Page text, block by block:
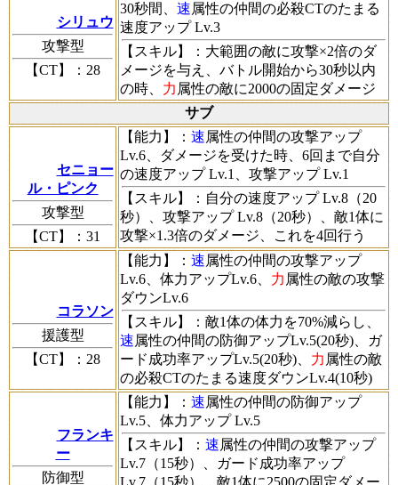
シリュウ
攻撃型
【CT】
：28
30秒間、 速属性の仲間の必殺CTのたまる
速度アップ Lv.3
【スキル】
：大範囲の敵に攻撃×2倍のダ
メージを与え、バトル開始から30秒以内
の時、 力 属性の敵に2000の固定ダメージ
サブ
セニョー
ル・ピンク
攻撃型
【CT】
：31
【能力】 ： 速属性の仲間の攻撃アップ
Lv.6、ダメージを受けた時、6回まで自分
の速度アップ Lv.1、攻撃アップ Lv.1
【スキル】
：自分の速度アップ Lv.8（20
秒）、攻撃アップ Lv.8（20秒）、敵1体に
攻撃×1.3倍のダメージ、これを4回行う
コラソン
援護型
【CT】
：28
【能力】 ： 速属性の仲間の攻撃アップ
Lv.6、体力アップLv.6、 力 属性の敵の攻撃
ダウンLv.6
【スキル】
：敵1体の体力を70%減らし、
速属性の仲間の防御アップLv.5(20秒)、ガ
ード成功率アップLv.5(20秒)、 力 属性の敵
の必殺CTのたまる速度ダウンLv.4(10秒)
フランキ
ー
防御型
【能力】 ： 速属性の仲間の防御アップ
Lv.5、体力アップ Lv.5
【スキル】
： 速属性の仲間の攻撃アップ
Lv.7（15秒）、ガード成功率アップ